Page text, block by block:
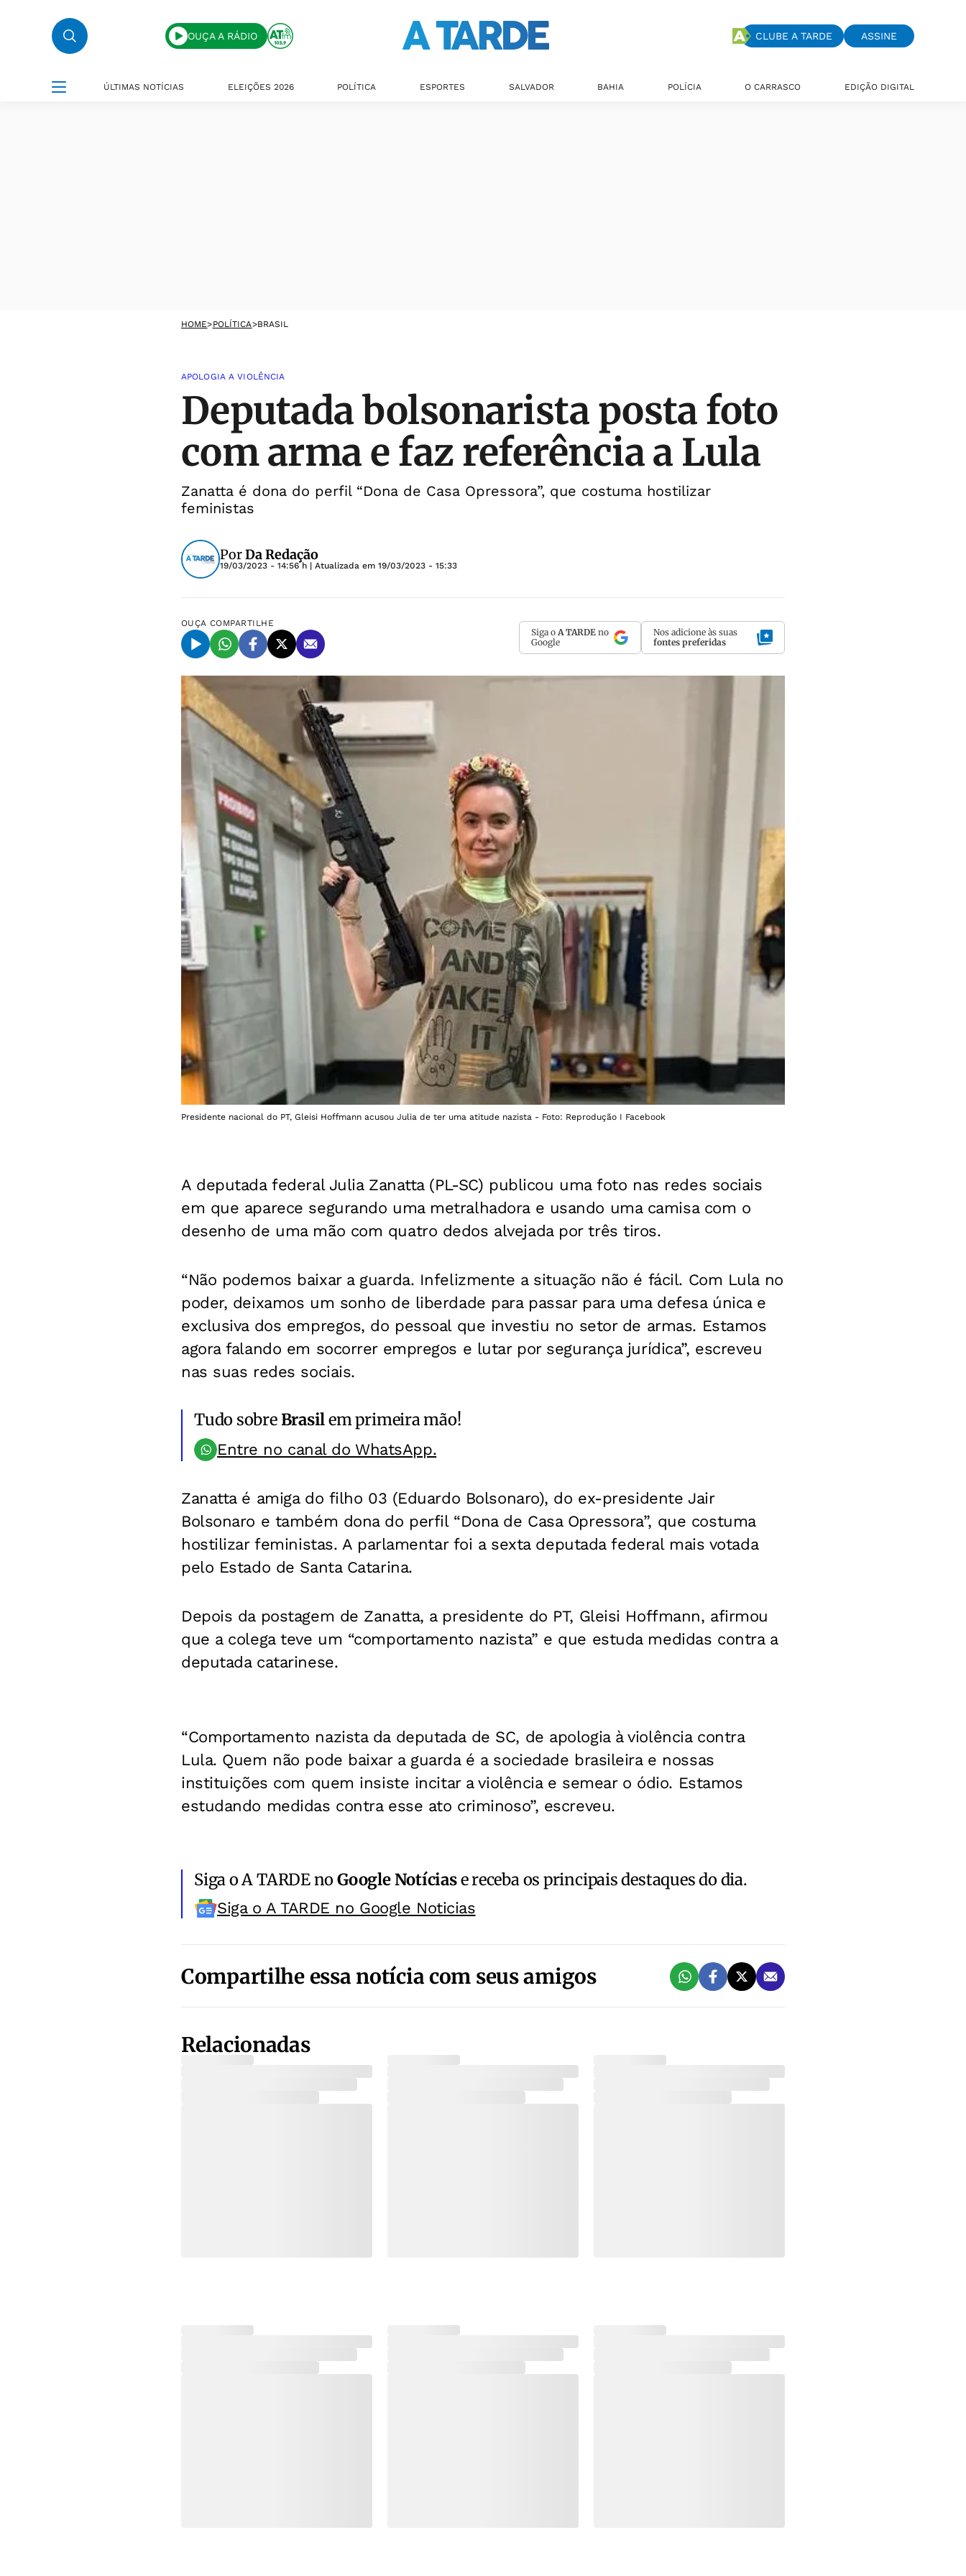
OUÇA A RÁDIO CLUBE A TARDE ASSINE
ÚLTIMAS NOTÍCIAS ELEIÇÕES 2026 POLÍTICA ESPORTES SALVADOR BAHIA POLÍCIA O CARRASCO EDIÇÃO DIGITAL
HOME>POLÍTICA>BRASIL
APOLOGIA A VIOLÊNCIA
Deputada bolsonarista posta foto
com arma e faz referência a Lula
Zanatta é dona do perfil “Dona de Casa Opressora”, que costuma hostilizar
feministas
PorDa Redação
19/03/2023 - 14:56 h | Atualizada em 19/03/2023 - 15:33
OUÇA COMPARTILHE
Siga o A TARDE no
Google
Nos adicione às suas
fontes preferidas
Presidente nacional do PT, Gleisi Hoffmann acusou Julia de ter uma atitude nazista - Foto: Reprodução I Facebook
A deputada federal Julia Zanatta (PL-SC) publicou uma foto nas redes sociais
em que aparece segurando uma metralhadora e usando uma camisa com o
desenho de uma mão com quatro dedos alvejada por três tiros.
“Não podemos baixar a guarda. Infelizmente a situação não é fácil. Com Lula no
poder, deixamos um sonho de liberdade para passar para uma defesa única e
exclusiva dos empregos, do pessoal que investiu no setor de armas. Estamos
agora falando em socorrer empregos e lutar por segurança jurídica”, escreveu
nas suas redes sociais.
Tudo sobreBrasilem primeira mão!
Entre no canal do WhatsApp.
Zanatta é amiga do filho 03 (Eduardo Bolsonaro), do ex-presidente Jair
Bolsonaro e também dona do perfil “Dona de Casa Opressora”, que costuma
hostilizar feministas. A parlamentar foi a sexta deputada federal mais votada
pelo Estado de Santa Catarina.
Depois da postagem de Zanatta, a presidente do PT, Gleisi Hoffmann, afirmou
que a colega teve um “comportamento nazista” e que estuda medidas contra a
deputada catarinese.
“Comportamento nazista da deputada de SC, de apologia à violência contra
Lula. Quem não pode baixar a guarda é a sociedade brasileira e nossas
instituições com quem insiste incitar a violência e semear o ódio. Estamos
estudando medidas contra esse ato criminoso”, escreveu.
Siga o A TARDE noGoogle Notíciase receba os principais destaques do dia.
Siga o A TARDE no Google Noticias
Compartilhe essa notícia com seus amigos
Relacionadas